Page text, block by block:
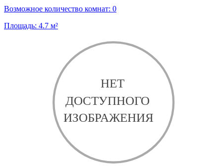
Возможное количество комнат: 0
Площадь: 4.7 м²